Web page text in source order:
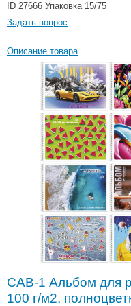
ID 27666 Упаковка 15/75
Задать вопрос
Описание товара
САВ-1 Альбом для
100 г/м2,